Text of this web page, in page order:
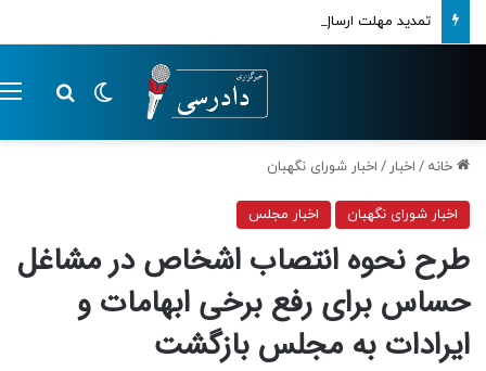
تمدید مهلت ارسال اظهارنامه‌های مالیاتی تا پایان تابستان 1405
تغییر پوسته
خانه / اخبار / اخبار شورای نگهبان
اخبار شورای نگهبان اخبار مجلس
طرح نحوه انتصاب اشخاص در مشاغل
حساس برای رفع برخی ابهامات و
ایرادات به مجلس بازگشت